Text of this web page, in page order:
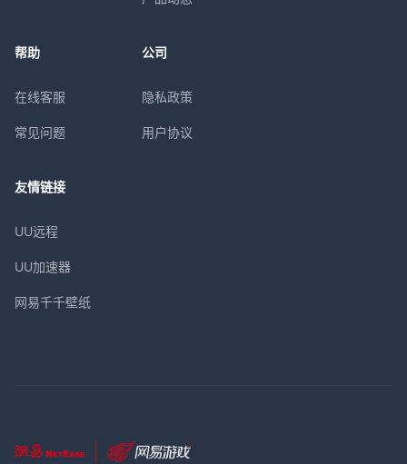
帮助
在线客服
常见问题
公司
隐私政策
用户协议
友情链接
UU远程
UU加速器
网易千千壁纸